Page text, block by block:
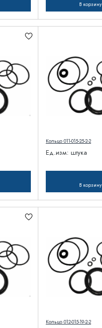
В корзину
Кольцо 011-015-25-2-2
Ед.изм: штука
В корзину
Кольцо 012-015-19-2-2